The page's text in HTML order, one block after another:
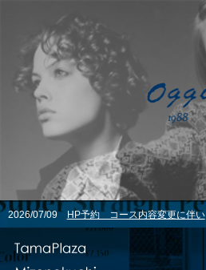
2026/07/09 HP予約 コース内容変更に伴い